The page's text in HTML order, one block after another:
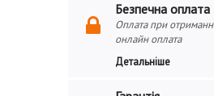
Безпечна оплата
Оплата при
онлайн оплата
Детальніше